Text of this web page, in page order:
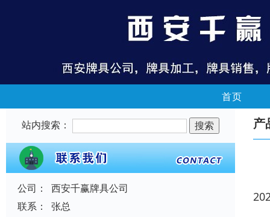
首页
站内搜索：
公司：
西安千赢牌具公司
联系：
张总
产